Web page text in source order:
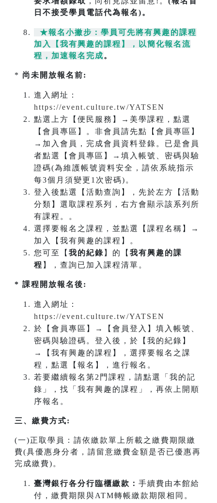
日不接受學員電話代為報名)。
★報名小撇步：學員可先將有興趣的課程
加入【我有興趣的課程】，以簡化報名流
程，加速報名完成。
* 尚未開放報名前:
進入網址：
https://event.culture.tw/YATSEN
點選上方【便民服務】→美學課程，點選
【會員專區】。非會員請先點【會員專區】
→加入會員，完成會員資料登錄。已是會員
者點選【會員專區】→填入帳號、密碼與驗
證碼(為維護帳號資料安全，請依系統指示
每3個月須變更1次密碼)。
登入後點選【活動查詢】，先於左方【活動
分類】選取課程系列，右方會顯示該系列所
有課程。。
選擇要報名之課程，並點選【課程名稱】→
加入【我有興趣的課程】。
您可至【 我的紀錄 】的【 我有興趣的課
程 】，查詢已加入課程清單。
* 課程開放報名後:
進入網址：
https://event.culture.tw/YATSEN
於【會員專區】→【會員登入】填入帳號、
密碼與驗證碼。登入後，於【我的紀錄】
→【我有興趣的課程】，選擇要報名之課
程，點選【報名】，進行報名。
若要繼續報名第2門課程，請點選「我的記
錄」，找「我有興趣的課程」，再依上開順
序報名。
三、繳費方式:
(一)正取學員：請依繳款單上所載之繳費期限繳
費(具優惠身分者，請留意繳費金額是否已優惠再
完成繳費)。
臺灣銀行各分行臨櫃繳款： 手續費由本館給
付，繳費期限與ATM轉帳繳款期限相同。